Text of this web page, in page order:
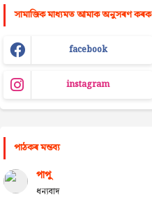
সামাজিক মাধ্যমত আমাক অনুসৰণ কৰক
facebook
instagram
পাঠকৰ মন্তব্য
পাপু
ধন্যবাদ